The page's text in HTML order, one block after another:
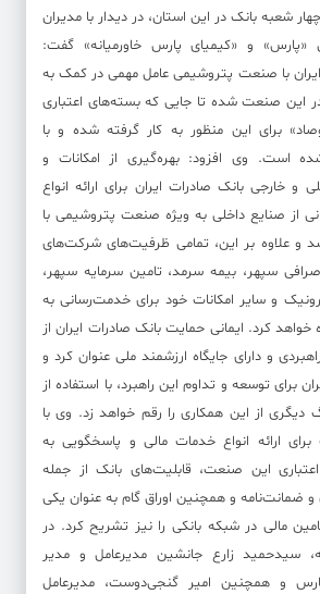
شعبه بانک در این استان، در دیدار با مدیران
و «کیمیای پارس خاورمیانه» گفت:
با صنعت پتروشیمی عامل مهمی در کمک به
در این صنعت شده تا جایی که بسته‌های اعتباری
برای این منظور به کار گرفته شده و با
است. وی افزود: بهره‌گیری از امکانات و
و خارجی بانک صادرات ایران برای ارائه انواع
از صنایع داخلی به ویژه صنعت پتروشیمی با
و علاوه‌ بر این، تمامی ظرفیت‌های شرکت‌های
صرافی سپهر، بیمه سرمد، تامین سرمایه سپهر،
و سایر امکانات خود برای خدمت‌رسانی به
خواهد کرد. ایمانی حمایت بانک صادرات ایران از
و دارای جایگاه ارزشمند ملی عنوان کرد و
برای توسعه و تداوم این راهبرد، با استفاده از
دیگری از این همکاری را رقم خواهد زد. وی با
برای ارائه انواع خدمات مالی و پاسخگویی به
این صنعت، قابلیت‌های بانک از جمله
و ضمانت‌نامه و همچنین اوراق گام به عنوان یکی
مالی در شبکه بانکی را نیز تشریح کرد. در
سیدحمید زارع جانشین مدیرعامل و مدیر
و همچنین امیر گنجی‌دوست، مدیرعامل